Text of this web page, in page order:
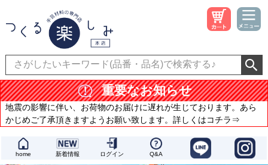
重要なお知らせ
地震の影響に伴い、お荷物のお届けに遅れが生じております。あら
かじめご了承頂きますようお願い致します。詳しくはコチラ⇒
home 新着情報 ログイン Q&A